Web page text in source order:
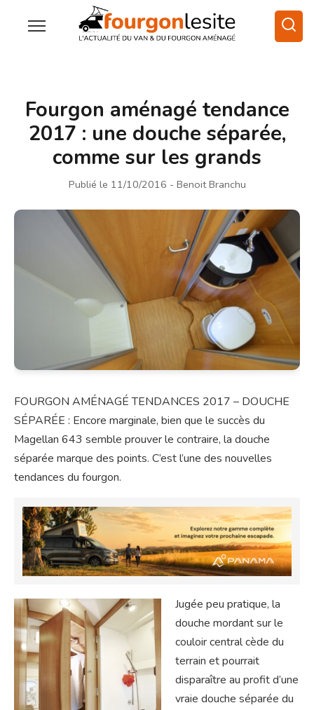
Fourgon aménagé tendance
2017 : une douche séparée,
comme sur les grands
Publié le 11/10/2016 - Benoit Branchu
FOURGON AMÉNAGÉ TENDANCES 2017 – DOUCHE
SÉPARÉE : Encore marginale, bien que le succès du
Magellan 643 semble prouver le contraire, la douche
séparée marque des points. C’est l’une des nouvelles
tendances du fourgon.
Jugée peu pratique, la
douche mordant sur le
couloir central cède du
terrain et pourrait
disparaître au profit d’une
vraie douche séparée du